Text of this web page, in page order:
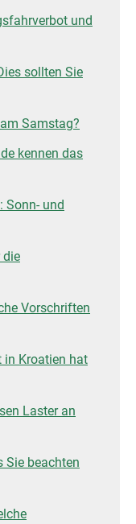
und
sollten Sie
Samstag?
kennen das
Sonn- und
die
Vorschriften
in Kroatien hat
Laster an
Sie beachten